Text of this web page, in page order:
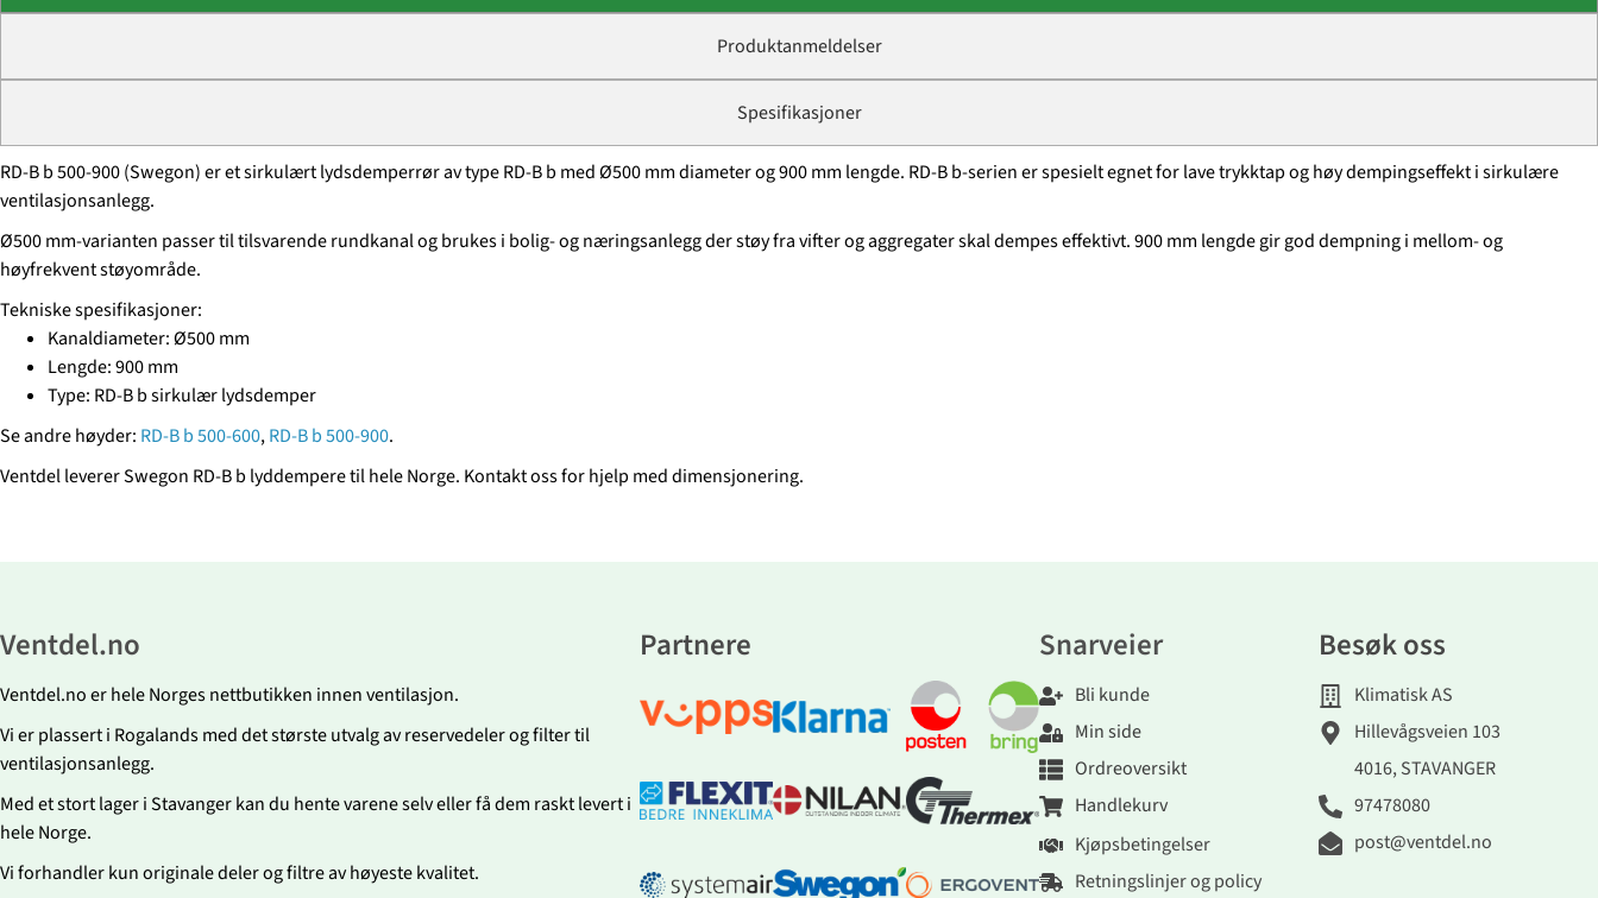
Produktanmeldelser
Spesifikasjoner
RD-B b 500-900 (Swegon) er et sirkulært lydsdemperrør av type RD-B b med Ø500 mm diameter og 900 mm lengde. RD-B b-serien er spesielt egnet for lave trykktap og høy dempingseffekt i sirkulære
ventilasjonsanlegg.
Ø500 mm-varianten passer til tilsvarende rundkanal og brukes i bolig- og næringsanlegg der støy fra vifter og aggregater skal dempes effektivt. 900 mm lengde gir god dempning i mellom- og
høyfrekvent støyområde.
Tekniske spesifikasjoner:
Kanaldiameter: Ø500 mm
Lengde: 900 mm
Type: RD-B b sirkulær lydsdemper
Se andre høyder: RD-B b 500-600,RD-B b 500-900.
Ventdel leverer Swegon RD-B b lyddempere til hele Norge. Kontakt oss for hjelp med dimensjonering.
Ventdel.no
Ventdel.no er hele Norges nettbutikken innen ventilasjon.
Vi er plassert i Rogalands med det største utvalg av reservedeler og filter til
ventilasjonsanlegg.
Med et stort lager i Stavanger kan du hente varene selv eller få dem raskt levert i
hele Norge.
Vi forhandler kun originale deler og filtre av høyeste kvalitet.
Partnere Snarveier
Bli kunde
Min side
Ordreoversikt
Handlekurv
Kjøpsbetingelser
Retningslinjer og policy
Besøk oss
Klimatisk AS
Hillevågsveien 103
4016, STAVANGER
97478080
post@ventdel.no